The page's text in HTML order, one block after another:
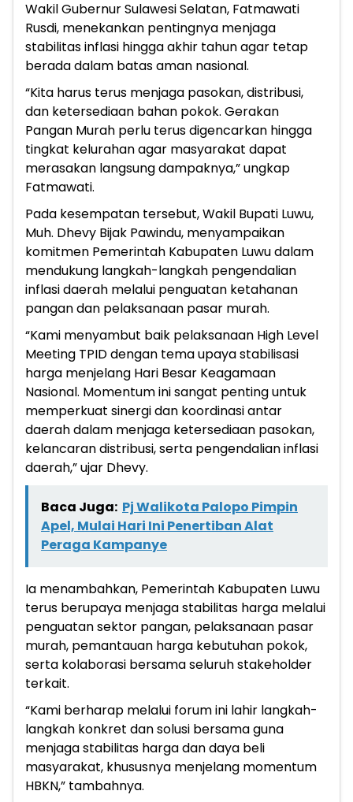
Wakil Gubernur Sulawesi Selatan, Fatmawati
Rusdi, menekankan pentingnya menjaga
stabilitas inflasi hingga akhir tahun agar tetap
berada dalam batas aman nasional.
“Kita harus terus menjaga pasokan, distribusi,
dan ketersediaan bahan pokok. Gerakan
Pangan Murah perlu terus digencarkan hingga
tingkat kelurahan agar masyarakat dapat
merasakan langsung dampaknya,” ungkap
Fatmawati.
Pada kesempatan tersebut, Wakil Bupati Luwu,
Muh. Dhevy Bijak Pawindu, menyampaikan
komitmen Pemerintah Kabupaten Luwu dalam
mendukung langkah-langkah pengendalian
inflasi daerah melalui penguatan ketahanan
pangan dan pelaksanaan pasar murah.
“Kami menyambut baik pelaksanaan High Level
Meeting TPID dengan tema upaya stabilisasi
harga menjelang Hari Besar Keagamaan
Nasional. Momentum ini sangat penting untuk
memperkuat sinergi dan koordinasi antar
daerah dalam menjaga ketersediaan pasokan,
kelancaran distribusi, serta pengendalian inflasi
daerah,” ujar Dhevy.
Baca Juga: Pj Walikota Palopo Pimpin
Apel, Mulai Hari Ini Penertiban Alat
Peraga Kampanye
Ia menambahkan, Pemerintah Kabupaten Luwu
terus berupaya menjaga stabilitas harga melalui
penguatan sektor pangan, pelaksanaan pasar
murah, pemantauan harga kebutuhan pokok,
serta kolaborasi bersama seluruh stakeholder
terkait.
“Kami berharap melalui forum ini lahir langkah-
langkah konkret dan solusi bersama guna
menjaga stabilitas harga dan daya beli
masyarakat, khususnya menjelang momentum
HBKN,” tambahnya.